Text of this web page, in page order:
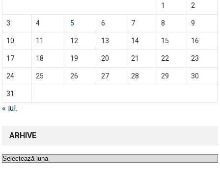
1 2
3 4 5 6 7 8 9
10 11 12 13 14 15 16
17 18 19 20 21 22 23
24 25 26 27 28 29 30
31
« iul.
ARHIVE
Arhive